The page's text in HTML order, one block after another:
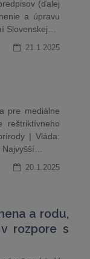
(ďalej
a úpravu
Slovenskej…
21.1.2025
pre mediálne
| Vláda:
20.1.2025
a rodu,
rozpore s